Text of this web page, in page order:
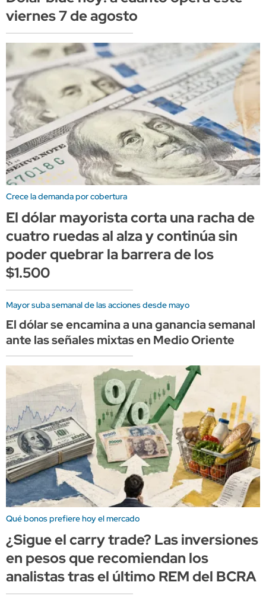
viernes 7 de agosto
Crece la demanda por cobertura
El dólar mayorista corta una racha de
cuatro ruedas al alza y continúa sin
poder quebrar la barrera de los
$1.500
Mayor suba semanal de las acciones desde mayo
El dólar se encamina a una ganancia semanal
ante las señales mixtas en Medio Oriente
Qué bonos prefiere hoy el mercado
¿Sigue el carry trade? Las inversiones
en pesos que recomiendan los
analistas tras el último REM del BCRA